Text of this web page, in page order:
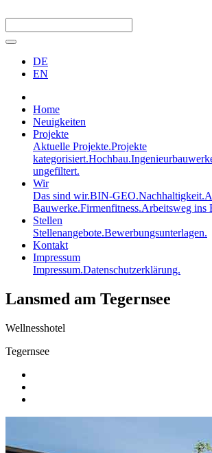
DE
EN
Home
Neuigkeiten
Projekte
Aktuelle Projekte.Projekte
kategorisiert.Hochbau.
ungefiltert.
Wir
Das sind wir.BIN-GEO.Nachhaltigkeit.
Bauwerke.Firmenfitness.Arbeitsweg ins
Stellen
Stellenangebote.Bewerbungsunterlagen.
Kontakt
Impressum
Impressum.Datenschutzerklärung.
Lansmed am Tegernsee
Wellnesshotel
Tegernsee